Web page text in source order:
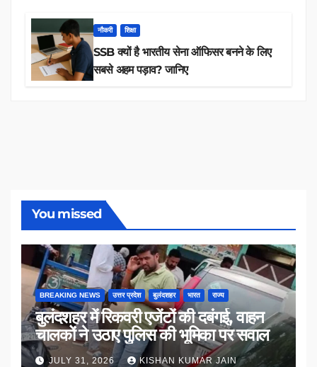
नौकरी शिक्षा
SSB क्यों है भारतीय सेना ऑफिसर बनने के लिए
सबसे अहम पड़ाव? जानिए
You missed
BREAKING NEWS उत्तर प्रदेश बुलंदशहर भारत राज्य
बुलंदशहर में रिकवरी एजेंटों की दबंगई, वाहन
चालकों ने उठाए पुलिस की भूमिका पर सवाल
JULY 31, 2026 KISHAN KUMAR JAIN